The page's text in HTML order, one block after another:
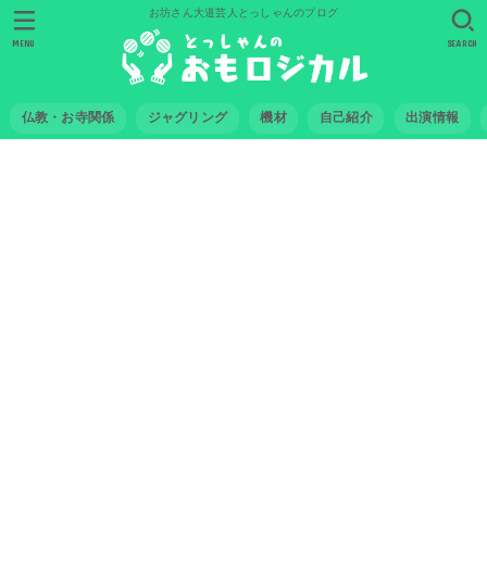
お坊さん大道芸人とっしゃんのブログ
仏教・お寺関係 ジャグリング 機材 自己紹介 出演情報
SEARCH
MENU